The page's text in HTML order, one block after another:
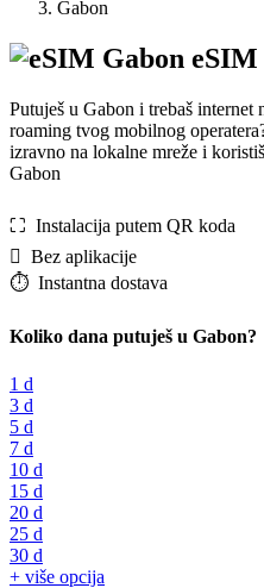
Gabon
eSIM
Putuješ u Gabon i trebaš
roaming tvog mobilnog
izravno na lokalne mreže i
Gabon
⛶️️ Instalacija putem QR koda
️ Bez aplikacije
⏱️️ Instantna dostava
Koliko dana putuješ u Gabon?
1 d
3 d
5 d
7 d
10 d
15 d
20 d
25 d
30 d
+ više opcija